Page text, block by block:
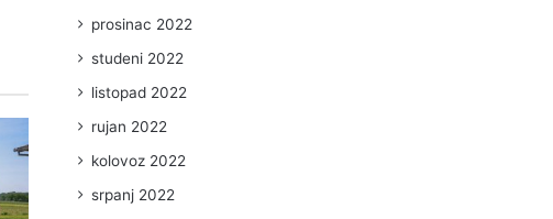
prosinac 2022
studeni 2022
listopad 2022
rujan 2022
kolovoz 2022
srpanj 2022